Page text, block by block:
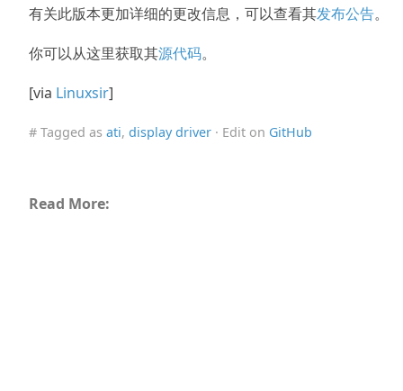
有关此版本更加详细的更改信息，可以查看其发布公告。
你可以从这里获取其源代码。
[via Linuxsir]
# Tagged as ati, display driver · Edit on GitHub
Read More: